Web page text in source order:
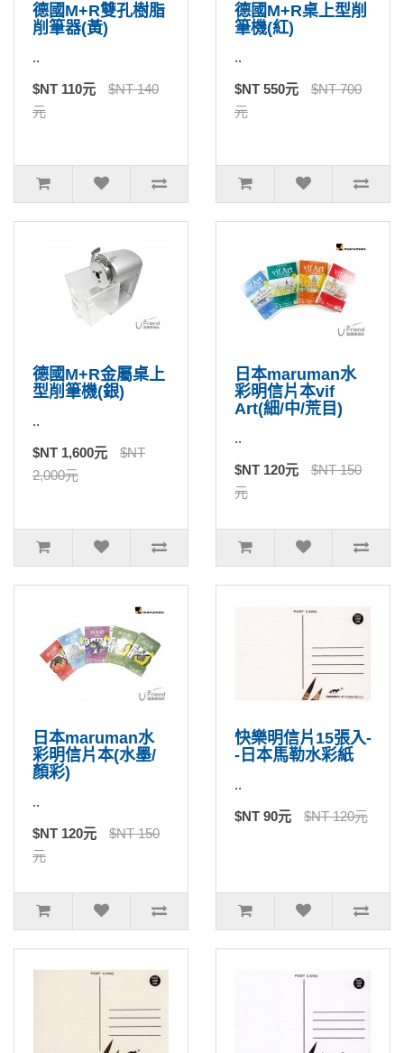
德國M+R雙孔樹脂
削筆器(黃)
..
$NT 110元
$NT 140
元
德國M+R桌上型削
筆機(紅)
..
$NT 550元
$NT 700
元
德國M+R金屬桌上
型削筆機(銀)
..
$NT 1,600元
$NT
2,000元
日本maruman水
彩明信片本vif
Art(細/中/荒目)
..
$NT 120元
$NT 150
元
日本maruman水
彩明信片本(水墨/
顏彩)
..
$NT 120元
$NT 150
元
快樂明信片15張入-
-日本馬勒水彩紙
..
$NT 90元 $NT 120元